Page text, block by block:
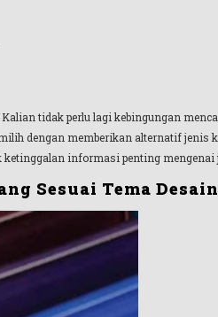
tidak perlu lagi kebingungan
dengan memberikan alternatif jenis
informasi penting mengenai
Sesuai Tema